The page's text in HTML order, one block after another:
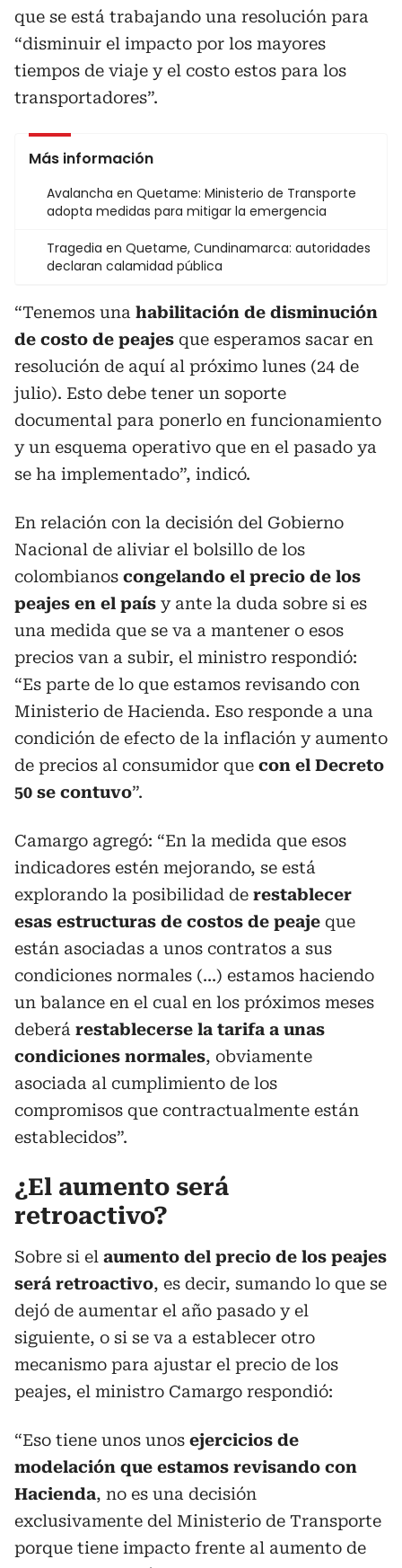
que se está trabajando una resolución para
“disminuir el impacto por los mayores
tiempos de viaje y el costo estos para los
transportadores”.
Más información
Avalancha en Quetame: Ministerio de Transporte
adopta medidas para mitigar la emergencia
Tragedia en Quetame, Cundinamarca: autoridades
declaran calamidad pública
“Tenemos una habilitación de disminución
de costo de peajes que esperamos sacar en
resolución de aquí al próximo lunes (24 de
julio). Esto debe tener un soporte
documental para ponerlo en funcionamiento
y un esquema operativo que en el pasado ya
se ha implementado”, indicó.
En relación con la decisión del Gobierno
Nacional de aliviar el bolsillo de los
colombianos congelando el precio de los
peajes en el país y ante la duda sobre si es
una medida que se va a mantener o esos
precios van a subir, el ministro respondió:
“Es parte de lo que estamos revisando con
Ministerio de Hacienda. Eso responde a una
condición de efecto de la inflación y aumento
de precios al consumidor que con el Decreto
50 se contuvo”.
Camargo agregó: “En la medida que esos
indicadores estén mejorando, se está
explorando la posibilidad de restablecer
esas estructuras de costos de peaje que
están asociadas a unos contratos a sus
condiciones normales (...) estamos haciendo
un balance en el cual en los próximos meses
deberá restablecerse la tarifa a unas
condiciones normales, obviamente
asociada al cumplimiento de los
compromisos que contractualmente están
establecidos”.
¿El aumento será
retroactivo?
Sobre si el aumento del precio de los peajes
será retroactivo, es decir, sumando lo que se
dejó de aumentar el año pasado y el
siguiente, o si se va a establecer otro
mecanismo para ajustar el precio de los
peajes, el ministro Camargo respondió:
“Eso tiene unos unos ejercicios de
modelación que estamos revisando con
Hacienda, no es una decisión
exclusivamente del Ministerio de Transporte
porque tiene impacto frente al aumento de